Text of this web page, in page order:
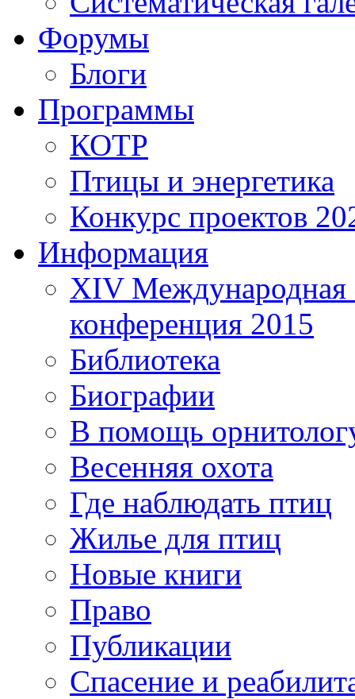
Форумы
Блоги
Программы
КОТР
Птицы и энергетика
Конкурс проектов
Информация
XIV Международная
конференция 2015
Библиотека
Биографии
В помощь
Весенняя охота
Где наблюдать птиц
Жилье для птиц
Новые книги
Право
Публикации
Спасение и